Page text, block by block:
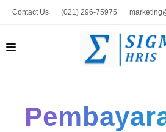
Contact Us (021) 296-75975
PRODUK